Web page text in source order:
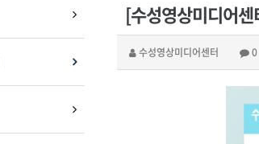
[수성영상미디어
수성영상미디어센터 0